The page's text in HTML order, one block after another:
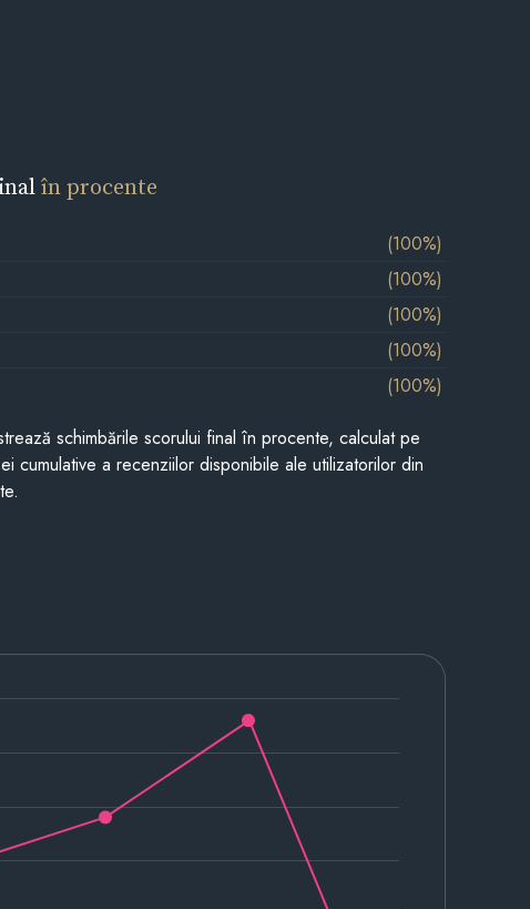
în procente
(100%)
(100%)
(100%)
(100%)
(100%)
schimbările scorului final în procente, calculat pe
cumulative a recenziilor disponibile ale utilizatorilor din